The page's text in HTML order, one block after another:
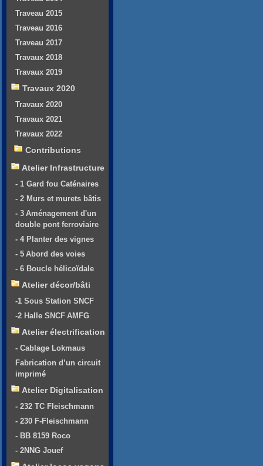
Traveau 2015
Traveau 2016
Traveau 2017
Travaux 2018
Travaux 2019
Travaux 2020
Travaux 2020
Travaux 2021
Travaux 2022
Contributions
Atelier Infrastructure
- 1 Gard fou Caténaires
- 2 Murs et murets bâtis
- 3 Aménagement d'un
double pont ferroviaire
- 4 Planter des vignes
- 5 Abord des voies
- 6 Boucle hélicoïdale
Atelier décor/bâti
-1 Sous Station SNCF
-2 Halle SNCF AMFG
Atelier électrification
- Cablage Lokmaus
Fabrication d’un circuit
imprimé
Atelier Digitalisation
- 232 TC Fleischmann
- 230 F-Fleischmann
- BB 8159 Roco
- 2NNG Jouef